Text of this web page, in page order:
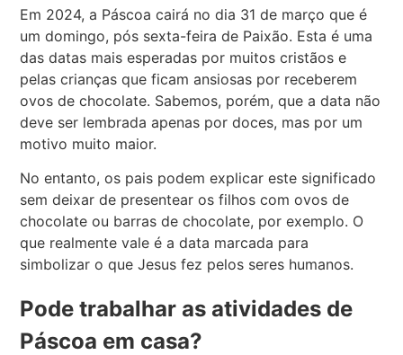
Em 2024, a Páscoa cairá no dia 31 de março que é
um domingo, pós sexta-feira de Paixão. Esta é uma
das datas mais esperadas por muitos cristãos e
pelas crianças que ficam ansiosas por receberem
ovos de chocolate. Sabemos, porém, que a data não
deve ser lembrada apenas por doces, mas por um
motivo muito maior.
No entanto, os pais podem explicar este significado
sem deixar de presentear os filhos com ovos de
chocolate ou barras de chocolate, por exemplo. O
que realmente vale é a data marcada para
simbolizar o que Jesus fez pelos seres humanos.
Pode trabalhar as atividades de
Páscoa em casa?